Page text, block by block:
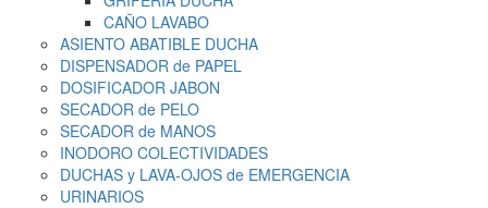
CAÑO LAVABO
ASIENTO ABATIBLE DUCHA
DISPENSADOR de PAPEL
DOSIFICADOR JABON
SECADOR de PELO
SECADOR de MANOS
INODORO COLECTIVIDADES
DUCHAS y LAVA-OJOS de EMERGENCIA
URINARIOS